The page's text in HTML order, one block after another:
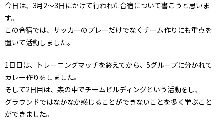
今日は、3月2～3日にかけて行われた合宿について書こうと思いま
す。
この合宿では、サッカーのプレーだけでなくチーム作りにも重点を
置いて活動しました。
1日目は、トレーニングマッチを終えてから、5グループに分かれて
カレー作りをしました。
そして2日目は、森の中でチームビルディングという活動をし、
グラウンドではなかなか感じることができないことを多く学ぶこと
ができました。